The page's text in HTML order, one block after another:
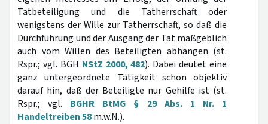
Tatbeteiligung und die Tatherrschaft oder
wenigstens der Wille zur Tatherrschaft, so daß die
Durchführung und der Ausgang der Tat maßgeblich
auch vom Willen des Beteiligten abhängen (st.
Rspr.; vgl. BGH NStZ 2000, 482). Dabei deutet eine
ganz untergeordnete Tätigkeit schon objektiv
darauf hin, daß der Beteiligte nur Gehilfe ist (st.
Rspr.; vgl. BGHR BtMG § 29 Abs. 1 Nr. 1
Handeltreiben 58m.w.N.).